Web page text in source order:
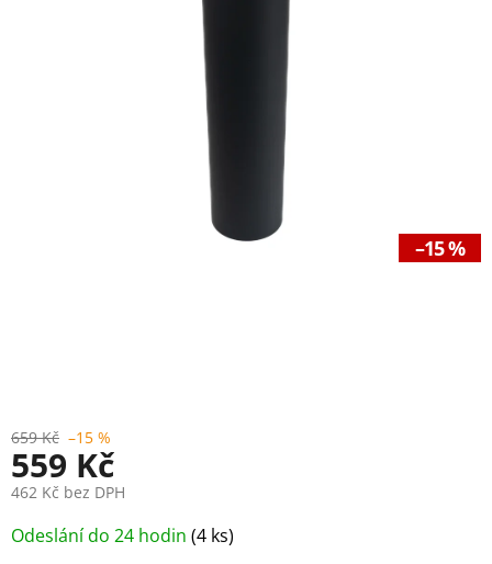
–15 %
659 Kč –15 %
559 Kč
462 Kč bez DPH
Měrná
cena:
Odeslání do 24 hodin (4 ks)